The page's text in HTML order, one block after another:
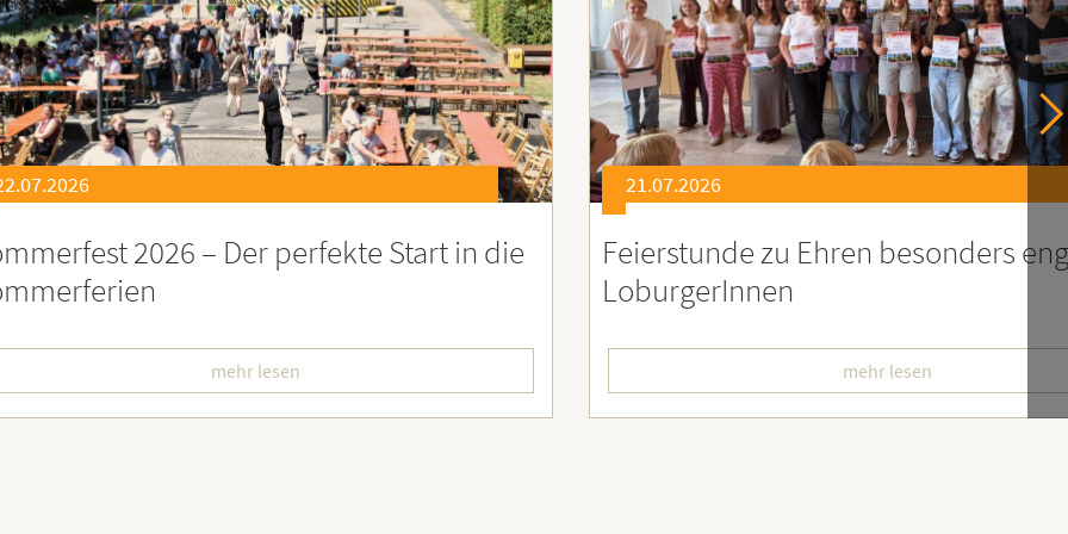
21.07.2026
zu Ehren besonders engagierter
mehr lesen
21.07.2026
Soziales Engagement für
Ruanda – Wir sind dabei!
mehr lesen